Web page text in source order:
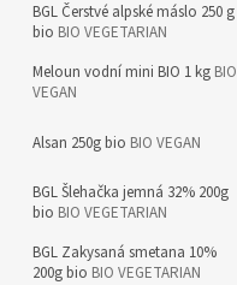
BGL Čerstvé alpské máslo 250 g
bio BIO VEGETARIAN
Meloun vodní mini BIO 1 kg BIO
VEGAN
Alsan 250g bio BIO VEGAN
BGL Šlehačka jemná 32% 200g
bio BIO VEGETARIAN
BGL Zakysaná smetana 10%
200g bio BIO VEGETARIAN